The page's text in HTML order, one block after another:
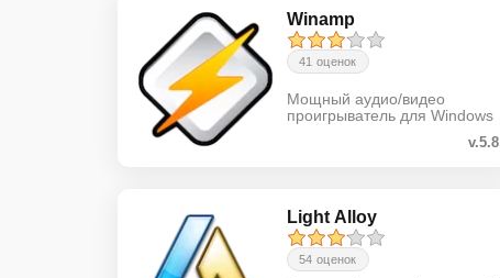
Winamp
41 оценок
Мощный аудио/видео
проигрыватель для Windows
v.5.8
Light Alloy
54 оценок